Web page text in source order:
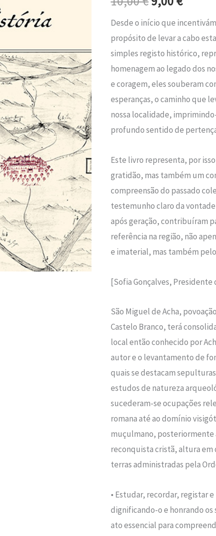
era:
10,00 €.
é:
9,00
Desde o início que
propósito de levar a cabo
simples registo histórico,
homenagem ao legado dos
e coragem, eles souberam
esperanças, o caminho que
nossa localidade,
profundo sentido de
Este livro representa, por
gratidão, mas também um
compreensão do passado
testemunho claro da
após geração, contribuíram
referência na região, não
e imaterial, mas também
[Sofia Gonçalves, Presidente
São Miguel de Acha,
Castelo Branco, terá
local então conhecido por
autor e o levantamento de
quais se destacam
estudos de natureza
sucederam-se ocupações
romana até ao domínio
muçulmano, posteriormente
reconquista cristã, altura em
terras administradas pela
• Estudar, recordar, registar
dignificando-o e honrando
ato essencial para
Acha
e
a
Sua
História